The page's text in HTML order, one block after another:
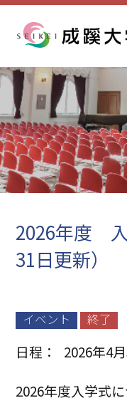
2026年度
31日更新）
イベント 終了
日程： 2026年4
2026年度入学式